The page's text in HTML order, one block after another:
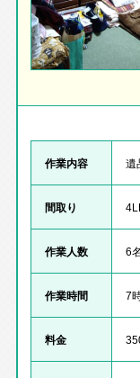
作業内容 遺
間取り
作業人数 6名
作業時間 7
料金